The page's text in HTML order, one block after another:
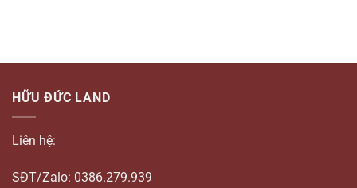
HỮU ĐỨC LAND
Liên hệ:
SĐT/Zalo: 0386.279.939